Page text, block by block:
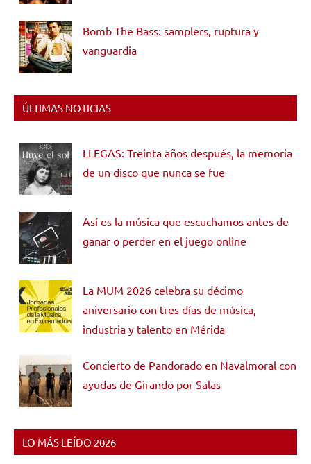
Bomb The Bass: samplers, ruptura y
vanguardia
ÚLTIMAS NOTICIAS
LLEGAS: Treinta años después, la memoria
de un disco que nunca se fue
Así es la música que escuchamos antes de
ganar o perder en el juego online
La MUM 2026 celebra su décimo
aniversario con tres días de música,
industria y talento en Mérida
Concierto de Pandorado en Navalmoral con
ayudas de Girando por Salas
LO MÁS LEÍDO 2026